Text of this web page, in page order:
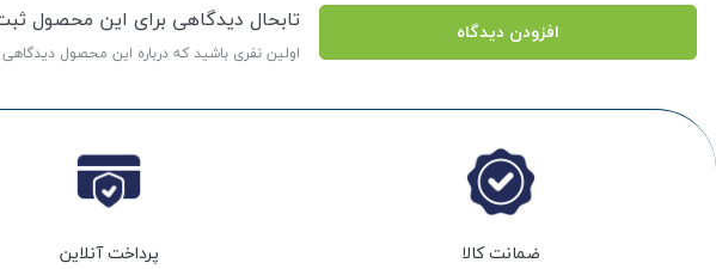
افزودن دیدگاه تابحال دیدگاهی برای این محصول
اولین نفری باشید که درباره این محصول
ضمانت کالا پرداخت آنلاین